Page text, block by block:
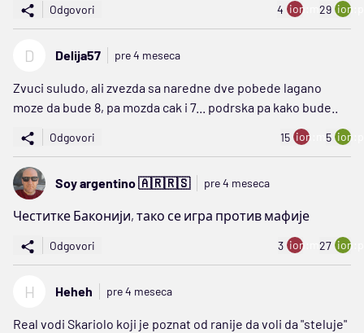
Odgovori 4 ion:minus
29
D Delija57 pre 4 meseca
Zvuci suludo, ali zvezda sa naredne dve pobede lagano
moze da bude 8, pa mozda cak i 7... podrska pa kako bude..
Odgovori 15 ion:minus
5
Soy argentino 🇦🇷🇷🇸 pre 4 meseca
Честитке Баконији, тако се игра против мафије
Odgovori 3 ion:minus
27
H Heheh pre 4 meseca
Real vodi Skariolo koji je poznat od ranije da voli da "steluje"